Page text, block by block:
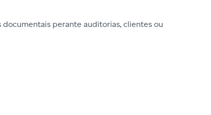
perante auditorias, clientes ou